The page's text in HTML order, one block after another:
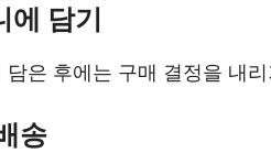
에 담기
담은 후에는 구매 결정을 내
송